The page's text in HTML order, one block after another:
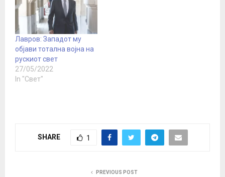
на ОН“, рече Лавров.
Лавров рече дека е во
тек кулминацијата на
политиката на
западните земји да ја
воздржат Русија. -
Меѓународната
ситуација…
Лавров: Западот му
објави тотална војна на
рускиот свет
27/05/2022
In "Свет"
SHARE 1
PREVIOUS POST